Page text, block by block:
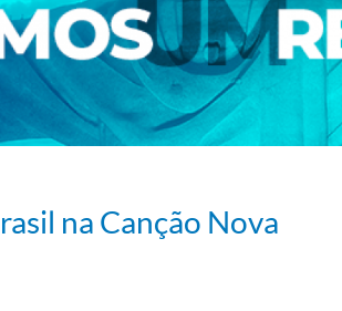
na Canção Nova